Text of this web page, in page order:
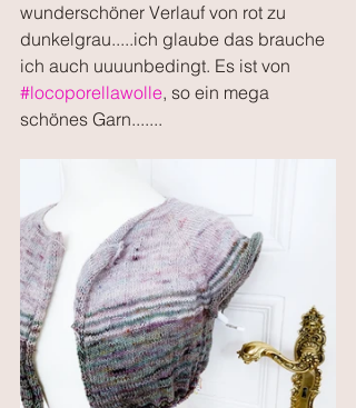
wunderschöner Verlauf von rot zu
dunkelgrau.....ich glaube das brauche
ich auch uuuunbedingt. Es ist von
#locoporellawolle, so ein mega
schönes Garn.......